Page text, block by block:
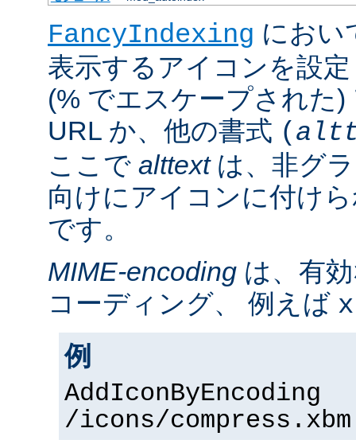
FancyIndexing におい
表示するアイコンを設
(% でエスケープされた
URL か、他の書式 (
ここで alttextは、非グ
向けにアイコンに付け
です。
MIME-encoding は、有
コーディング、 例えば
例
AddIconByEncoding
/icons/